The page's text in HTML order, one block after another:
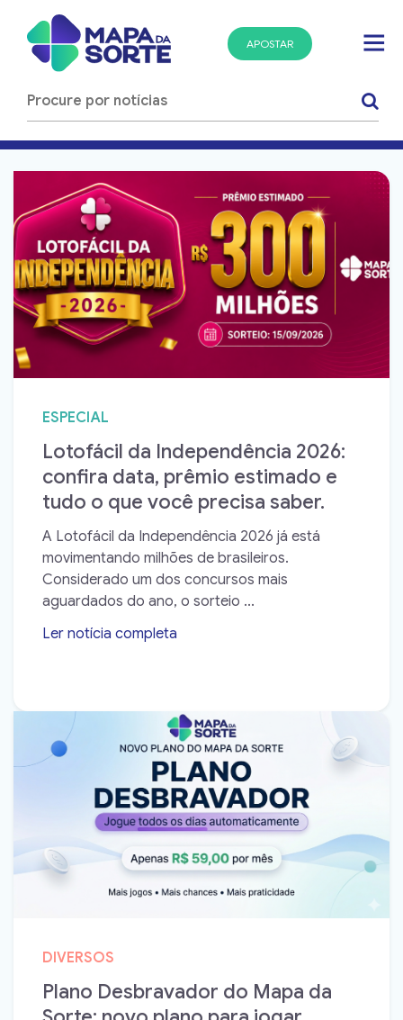
APOSTAR
ESPECIAL
Lotofácil da Independência 2026:
confira data, prêmio estimado e
tudo o que você precisa saber.
A Lotofácil da Independência 2026 já está
movimentando milhões de brasileiros.
Considerado um dos concursos mais
aguardados do ano, o sorteio ...
Ler notícia completa
DIVERSOS
Plano Desbravador do Mapa da